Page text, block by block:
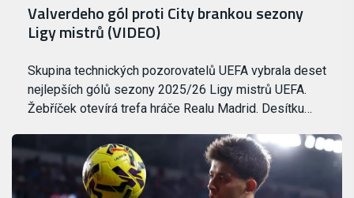
Valverdeho gól proti City brankou sezony
Ligy mistrů (VIDEO)
Skupina technických pozorovatelů UEFA vybrala deset
nejlepších gólů sezony 2025/26 Ligy mistrů UEFA.
Žebříček otevírá trefa hráče Realu Madrid. Desítku…